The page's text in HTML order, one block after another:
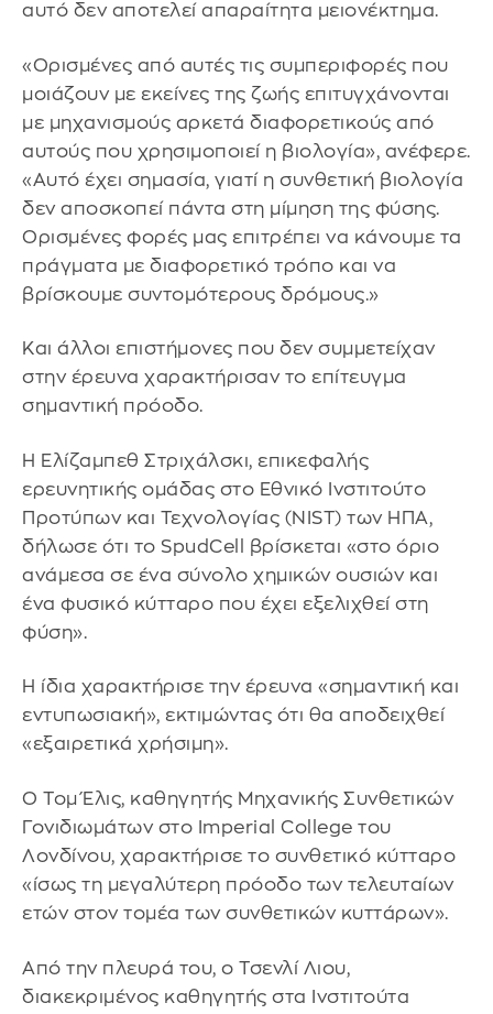
αυτό δεν αποτελεί απαραίτητα μειονέκτημα.
«Ορισμένες από αυτές τις συμπεριφορές που
μοιάζουν με εκείνες της ζωής επιτυγχάνονται
με μηχανισμούς αρκετά διαφορετικούς από
αυτούς που χρησιμοποιεί η βιολογία», ανέφερε.
«Αυτό έχει σημασία, γιατί η συνθετική βιολογία
δεν αποσκοπεί πάντα στη μίμηση της φύσης.
Ορισμένες φορές μας επιτρέπει να κάνουμε τα
πράγματα με διαφορετικό τρόπο και να
βρίσκουμε συντομότερους δρόμους.»
Και άλλοι επιστήμονες που δεν συμμετείχαν
στην έρευνα χαρακτήρισαν το επίτευγμα
σημαντική πρόοδο.
Η Ελίζαμπεθ Στριχάλσκι, επικεφαλής
ερευνητικής ομάδας στο Εθνικό Ινστιτούτο
Προτύπων και Τεχνολογίας (NIST) των ΗΠΑ,
δήλωσε ότι το SpudCell βρίσκεται «στο όριο
ανάμεσα σε ένα σύνολο χημικών ουσιών και
ένα φυσικό κύτταρο που έχει εξελιχθεί στη
φύση».
Η ίδια χαρακτήρισε την έρευνα «σημαντική και
εντυπωσιακή», εκτιμώντας ότι θα αποδειχθεί
«εξαιρετικά χρήσιμη».
Ο Τομ Έλις, καθηγητής Μηχανικής Συνθετικών
Γονιδιωμάτων στο Imperial College του
Λονδίνου, χαρακτήρισε το συνθετικό κύτταρο
«ίσως τη μεγαλύτερη πρόοδο των τελευταίων
ετών στον τομέα των συνθετικών κυττάρων».
Από την πλευρά του, ο Τσενλί Λιου,
διακεκριμένος καθηγητής στα Ινστιτούτα